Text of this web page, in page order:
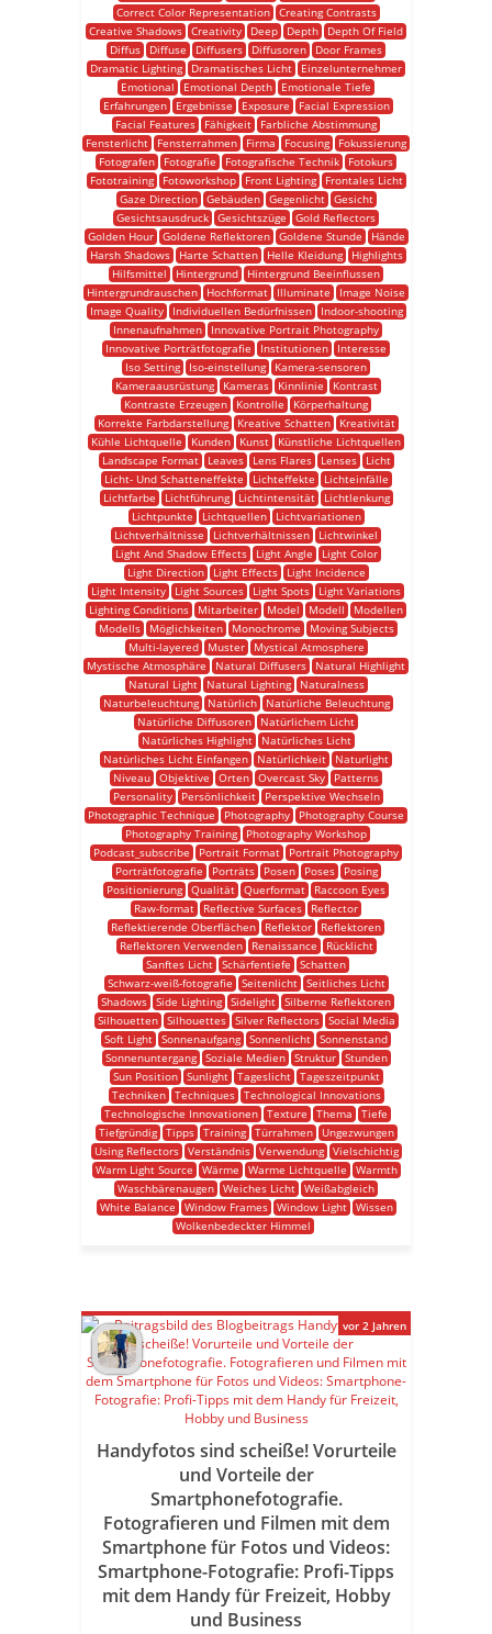
Correct Color Representation
Creating Contrasts
Creative Shadows Creativity Deep Depth
Depth Of Field
Diffus
Diffuse Diffusers Diffusoren
Door Frames
Dramatic Lighting
Dramatisches Licht
Einzelunternehmer
Emotional
Emotional Depth
Emotionale Tiefe
Erfahrungen
Ergebnisse Exposure
Facial Expression
Facial Features
Fähigkeit
Farbliche Abstimmung
Fensterlicht
Fensterrahmen Firma Focusing
Fokussierung
Fotografen
Fotografie Fotografische Technik
Fotokurs
Fototraining
Fotoworkshop Front Lighting
Frontales Licht
Gaze Direction
Gebäuden Gegenlicht
Gesicht
Gesichtsausdruck Gesichtszüge
Gold Reflectors
Golden Hour
Goldene Reflektoren Goldene Stunde
Hände
Harsh Shadows
Harte Schatten Helle Kleidung
Highlights
Hilfsmittel
Hintergrund
Hintergrund Beeinflussen
Hintergrundrauschen
Hochformat Illuminate
Image Noise
Image Quality
Individuellen Bedürfnissen
Indoor-shooting
Innenaufnahmen
Innovative Portrait Photography
Innovative Porträtfotografie
Institutionen
Interesse
Iso Setting
Iso-einstellung
Kamera-sensoren
Kameraausrüstung
Kameras Kinnlinie
Kontrast
Kontraste Erzeugen
Kontrolle
Körperhaltung
Korrekte Farbdarstellung
Kreative Schatten
Kreativität
Kühle Lichtquelle
Kunden Kunst
Künstliche Lichtquellen
Landscape Format
Leaves Lens Flares Lenses
Licht
Licht- Und Schatteneffekte
Lichteffekte
Lichteinfälle
Lichtfarbe
Lichtführung Lichtintensität
Lichtlenkung
Lichtpunkte
Lichtquellen
Lichtvariationen
Lichtverhältnisse
Lichtverhältnissen
Lichtwinkel
Light And Shadow Effects
Light Angle
Light Color
Light Direction
Light Effects
Light Incidence
Light Intensity
Light Sources Light Spots
Light Variations
Lighting Conditions
Mitarbeiter Model Modell
Modellen
Modells
Möglichkeiten Monochrome
Moving Subjects
Multi-layered
Muster
Mystical Atmosphere
Mystische Atmosphäre
Natural Diffusers
Natural Highlight
Natural Light
Natural Lighting
Naturalness
Naturbeleuchtung
Natürlich
Natürliche Beleuchtung
Natürliche Diffusoren
Natürlichem Licht
Natürliches Highlight
Natürliches Licht
Natürliches Licht Einfangen
Natürlichkeit
Naturlight
Niveau Objektive Orten Overcast Sky
Patterns
Personality
Persönlichkeit
Perspektive Wechseln
Photographic Technique
Photography
Photography Course
Photography Training
Photography Workshop
Podcast_subscribe
Portrait Format
Portrait Photography
Porträtfotografie
Porträts Posen Poses
Posing
Positionierung Qualität Querformat
Raccoon Eyes
Raw-format
Reflective Surfaces
Reflector
Reflektierende Oberflächen
Reflektor
Reflektoren
Reflektoren Verwenden
Renaissance
Rücklicht
Sanftes Licht Schärfentiefe
Schatten
Schwarz-weiß-fotografie
Seitenlicht
Seitliches Licht
Shadows Side Lighting Sidelight Silberne Reflektoren
Silhouetten
Silhouettes Silver Reflectors
Social Media
Soft Light Sonnenaufgang Sonnenlicht Sonnenstand
Sonnenuntergang
Soziale Medien Struktur
Stunden
Sun Position
Sunlight Tageslicht
Tageszeitpunkt
Techniken
Techniques
Technological Innovations
Technologische Innovationen Texture Thema
Tiefe
Tiefgründig
Tipps Training Türrahmen
Ungezwungen
Using Reflectors
Verständnis Verwendung
Vielschichtig
Warm Light Source
Wärme Warme Lichtquelle
Warmth
Waschbärenaugen Weiches Licht Weißabgleich
White Balance
Window Frames Window Light
Wissen
Wolkenbedeckter Himmel
Handyfotos sind scheiße! Vorurteile
und Vorteile der
Smartphonefotografie.
Fotografieren und Filmen mit dem
Smartphone für Fotos und Videos:
Smartphone-Fotografie: Profi-Tipps
mit dem Handy für Freizeit, Hobby
und Business
vor 2 Jahren